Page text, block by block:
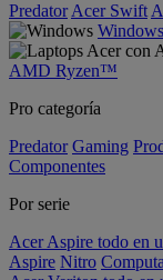
Predator Acer Swift
Windows
AMD Ryzen™
Pro categoría
Predator Gaming
Componentes
Por serie
Acer Aspire todo en
Aspire Nitro